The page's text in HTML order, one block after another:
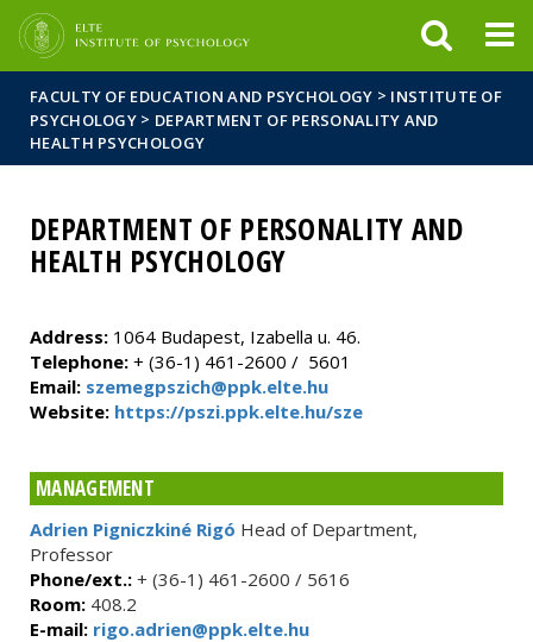
FACULTY OF EDUCATION AND PSYCHOLOGY > INSTITUTE OF
PSYCHOLOGY > DEPARTMENT OF PERSONALITY AND
HEALTH PSYCHOLOGY
DEPARTMENT OF PERSONALITY AND
HEALTH PSYCHOLOGY
Address: 1064 Budapest, Izabella u. 46.
Telephone: + (36-1) 461-2600 / 5601
Email: szemegpszich@ppk.elte.hu
Website: https://pszi.ppk.elte.hu/sze
MANAGEMENT
Adrien Pigniczkiné Rigó Head of Department,
Professor
Phone/ext.: + (36-1) 461-2600 / 5616
Room: 408.2
E-mail: rigo.adrien@ppk.elte.hu